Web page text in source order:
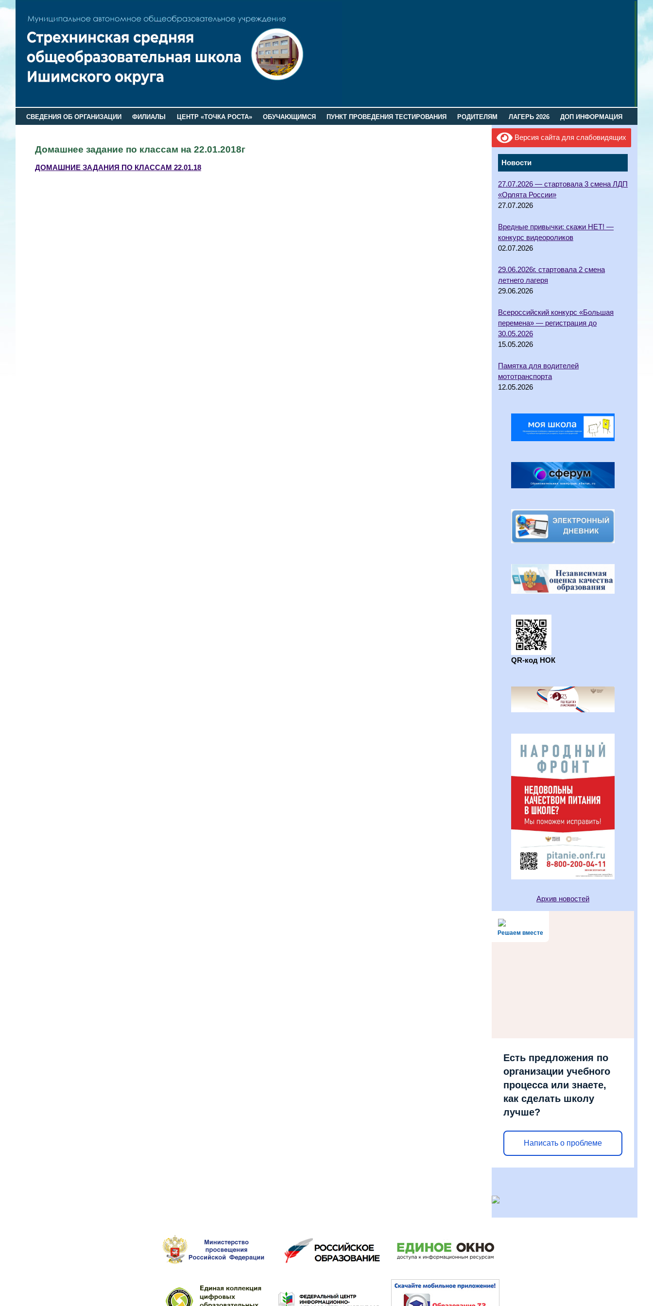
СВЕДЕНИЯ ОБ ОРГАНИЗАЦИИ ФИЛИАЛЫ ЦЕНТР «ТОЧКА РОСТА» ОБУЧАЮЩИМСЯ ПУНКТ ПРОВЕДЕНИЯ ТЕСТИРОВАНИЯ РОДИТЕЛЯМ ЛАГЕРЬ 2026 ДОП ИНФОРМАЦИЯ
Версия сайта для слабовидящих
Новости
27.07.2026 — стартовала 3 смена ЛДП
«Орлята России»
27.07.2026
Вредные привычки: скажи НЕТ! —
конкурс видеороликов
02.07.2026
29.06.2026г. стартовала 2 смена
летнего лагеря
29.06.2026
Всероссийский конкурс «Большая
перемена» — регистрация до
30.05.2026
15.05.2026
Памятка для водителей
мототранспорта
12.05.2026
QR-код НОК
Архив новостей
Решаем вместе
Есть предложения по
организации учебного
процесса или знаете,
как сделать школу
лучше?
Написать о проблеме
Домашнее задание по классам на 22.01.2018г
ДОМАШНИЕ ЗАДАНИЯ ПО КЛАССАМ 22.01.18